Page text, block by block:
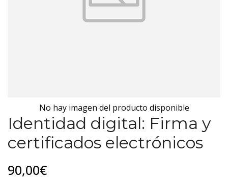
No hay imagen del producto disponible
Identidad digital: Firma y
certificados electrónicos
90,00€